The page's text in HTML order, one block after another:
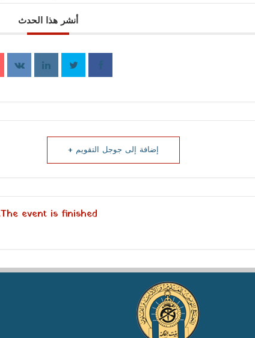
أنشر هذا الحدث
إضافة إلى جوجل التقويم +
The event is finished.